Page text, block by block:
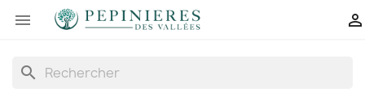
 
search